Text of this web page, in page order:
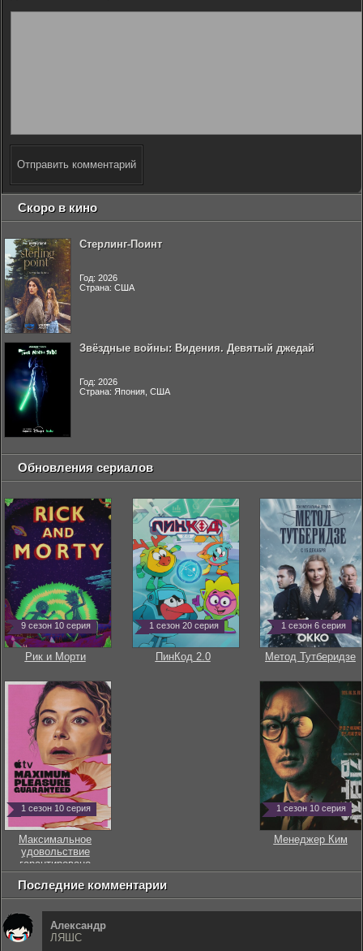
Отправить комментарий
Скоро в кино
Стерлинг-Поинт
Год: 2026
Страна: США
Звёздные войны: Видения. Девятый джедай
Год: 2026
Страна: Япония, США
Обновления сериалов
9 сезон 10 серия
Рик и Морти
1 сезон 20 серия
ПинКод 2.0
1 сезон 6 серия
Метод Тутберидзе
1 сезон 10 серия
Максимальное
удовольствие
гарантировано
1 сезон 10 серия
Менеджер Ким
Последние комментарии
Александр
ЛЯШС